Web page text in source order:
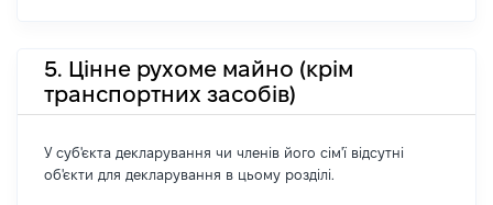
5. Цінне рухоме майно (крім
транспортних засобів)
У суб'єкта декларування чи членів його сім'ї відсутні
об'єкти для декларування в цьому розділі.